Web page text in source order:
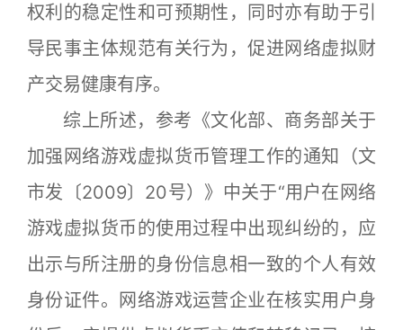
权利的稳定性和可预期性，同时亦有助于引
导民事主体规范有关行为，促进网络虚拟财
产交易健康有序。
综上所述，参考《文化部、商务部关于
加强网络游戏虚拟货币管理工作的通知（文
市发〔2009〕20号）》中关于“用户在网络
游戏虚拟货币的使用过程中出现纠纷的，应
出示与所注册的身份信息相一致的个人有效
身份证件。网络游戏运营企业在核实用户身